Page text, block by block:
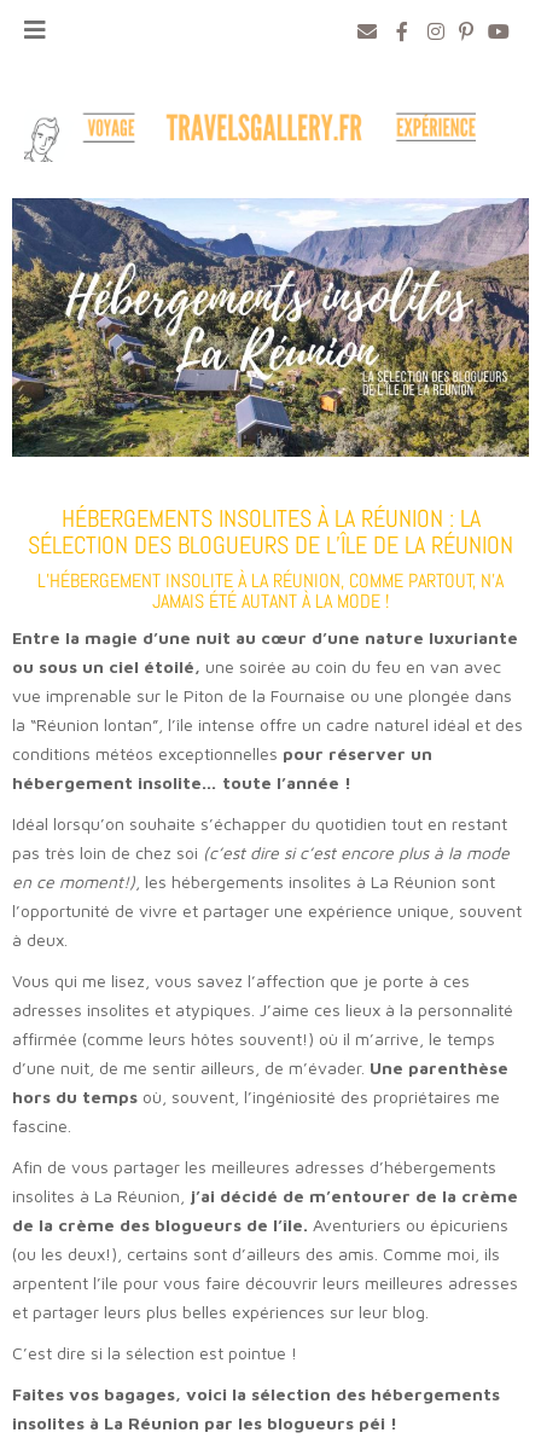
HÉBERGEMENTS INSOLITES À LA RÉUNION : LA
SÉLECTION DES BLOGUEURS DE L’ÎLE DE LA RÉUNION
L’HÉBERGEMENT INSOLITE À LA RÉUNION, COMME PARTOUT, N’A
JAMAIS ÉTÉ AUTANT À LA MODE !
Entre la magie d’une nuit au cœur d’une nature luxuriante
ou sous un ciel étoilé, une soirée au coin du feu en van avec
vue imprenable sur le Piton de la Fournaise ou une plongée dans
la “Réunion lontan”, l’île intense offre un cadre naturel idéal et des
conditions météos exceptionnelles pour réserver un
hébergement insolite… toute l’année !
Idéal lorsqu’on souhaite s’échapper du quotidien tout en restant
pas très loin de chez soi (c’est dire si c’est encore plus à la mode
en ce moment!) , les hébergements insolites à La Réunion sont
l’opportunité de vivre et partager une expérience unique, souvent
à deux.
Vous qui me lisez, vous savez l’affection que je porte à ces
adresses insolites et atypiques. J’aime ces lieux à la personnalité
affirmée (comme leurs hôtes souvent!) où il m’arrive, le temps
d’une nuit, de me sentir ailleurs, de m’évader. Une parenthèse
hors du temps où, souvent, l’ingéniosité des propriétaires me
fascine.
Afin de vous partager les meilleures adresses d’hébergements
insolites à La Réunion,
j’ai décidé de m’entourer de la crème
de la crème des blogueurs de l’île. Aventuriers ou épicuriens
(ou les deux!), certains sont d’ailleurs des amis. Comme moi, ils
arpentent l’île pour vous faire découvrir leurs meilleures adresses
et partager leurs plus belles expériences sur leur blog.
C’est dire si la sélection est pointue !
Faites vos bagages, voici la sélection des hébergements
insolites à La Réunion par les blogueurs péi !